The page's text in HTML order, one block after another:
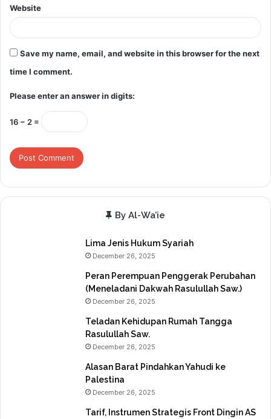
Website
Save my name, email, and website in this browser for the next
time I comment.
Please enter an answer in digits:
16 − 2 =
By Al-Wa’ie
Lima Jenis Hukum Syariah
December 26, 2025
Peran Perempuan Penggerak Perubahan
(Meneladani Dakwah Rasulullah Saw.)
December 26, 2025
Teladan Kehidupan Rumah Tangga
Rasulullah Saw.
December 26, 2025
Alasan Barat Pindahkan Yahudi ke
Palestina
December 26, 2025
Tarif, Instrumen Strategis Front Dingin AS